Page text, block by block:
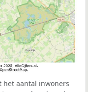
het aantal inwoners